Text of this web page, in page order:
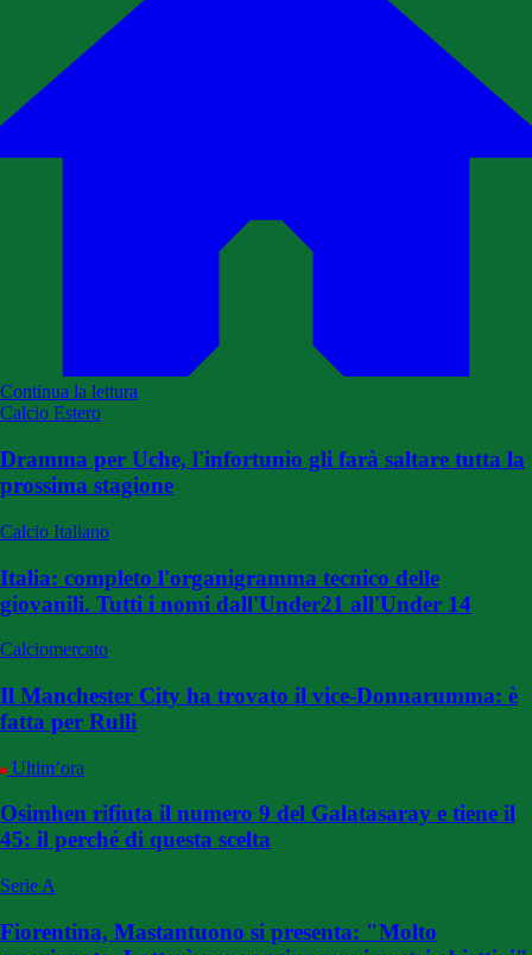
Continua la lettura
Calcio Estero
Dramma per Uche, l'infortunio gli farà saltare tutta la
prossima stagione
Calcio Italiano
Italia: completo l'organigramma tecnico delle
giovanili. Tutti i nomi dall'Under21 all'Under 14
Calciomercato
Il Manchester City ha trovato il vice-Donnarumma: è
fatta per Rulli
Ultim’ora
Osimhen rifiuta il numero 9 del Galatasaray e tiene il
45: il perché di questa scelta
Serie A
Fiorentina, Mastantuono si presenta: "Molto